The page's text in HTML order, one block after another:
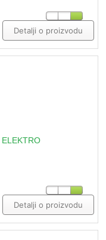
Detalji o proizvodu
Detalji o proizvodu